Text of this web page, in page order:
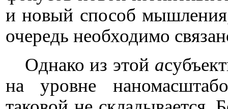
и новый способ
очередь необходимо
Однако из этой а
на уровне